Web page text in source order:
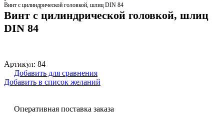
Винт с цилиндрической головкой, шлиц DIN 84
Винт с цилиндрической головкой, шлиц
DIN 84
Артикул: 84
Добавить для сравнения
Добавить в список желаний
Оперативная поставка заказа